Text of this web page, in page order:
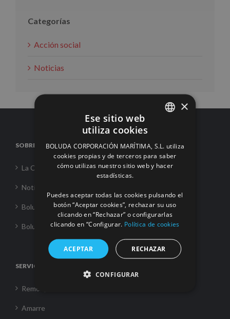
Categorías
Acción social
Noticias
SOBRE NOSOTROS
La Corporación
Noticias
Boluda Towage
Boluda Shipping
SERVICIOS
Remolque
Amarre
ENGLISH
FRENCH
×
Ese sitio web
utiliza cookies
BOLUDA CORPORACIÓN MARÍTIMA, S.L. utiliza
cookies propias y de terceros para saber
cómo utilizas nuestro sitio web y hacer
estadísticas.
Puedes aceptar todas las cookies pulsando el
botón “Aceptar cookies”, rechazar su uso
clicando en “Rechazar” o configurarlas
clicando en “Configurar. Política de cookies
ACEPTAR RECHAZAR
CONFIGURAR